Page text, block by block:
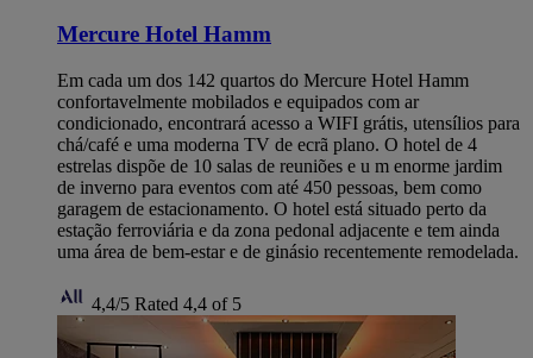
Mercure Hotel Hamm
Em cada um dos 142 quartos do Mercure Hotel Hamm
confortavelmente mobilados e equipados com ar
condicionado, encontrará acesso a WIFI grátis, utensílios para
chá/café e uma moderna TV de ecrã plano. O hotel de 4
estrelas dispõe de 10 salas de reuniões e u m enorme jardim
de inverno para eventos com até 450 pessoas, bem como
garagem de estacionamento. O hotel está situado perto da
estação ferroviária e da zona pedonal adjacente e tem ainda
uma área de bem-estar e de ginásio recentemente remodelada.
4,4/5 Rated 4,4 of 5